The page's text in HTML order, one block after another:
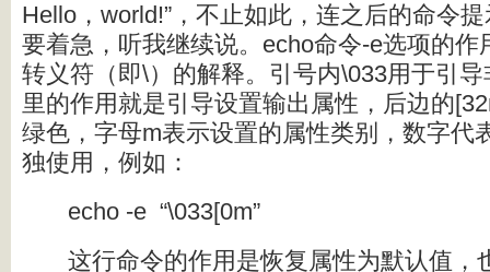
Hello，world!”，不止如此，连之后的命令
要着急，听我继续说。echo命令-e选项的作
转义符（即\）的解释。引号内\033用于引
里的作用就是引导设置输出属性，后边的
绿色，字母m表示设置的属性类别，数字代
独使用，例如：
echo -e “\033[0m”
这行命令的作用是恢复属性为默认值，